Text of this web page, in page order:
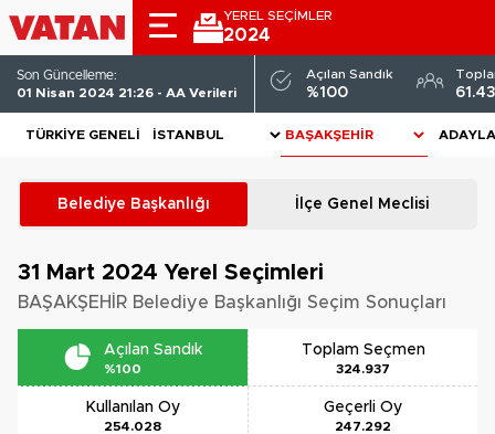
YEREL SEÇİMLER
2024
Son Güncelleme:
01 Nisan 2024 21:26 - AA Verileri
Açılan Sandık
%100
TÜRKIYE GENELI
Belediye Başkanlığı İlçe Genel Meclisi
31 Mart 2024 Yerel Seçimleri
BAŞAKŞEHİR Belediye Başkanlığı Seçim Sonuçları
Açılan Sandık
%100
Toplam Seçmen
324.937
Kullanılan Oy
254.028
Geçerli Oy
247.292